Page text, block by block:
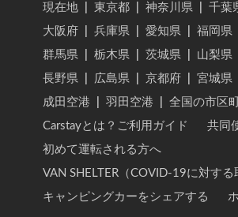
現在地 東京都 神奈川県 千葉
大阪府
兵庫県 愛知県 福岡県
群馬県
栃木県 茨城県 山梨県
長野県
広島県 京都府 宮城県
成田空港
羽田空港
全国の市区
Carstayとは？ご利用ガイド
共同
初めて運転される方へ
VAN SHELTER（COVID-19に対する
キャンピングカーをシェアする